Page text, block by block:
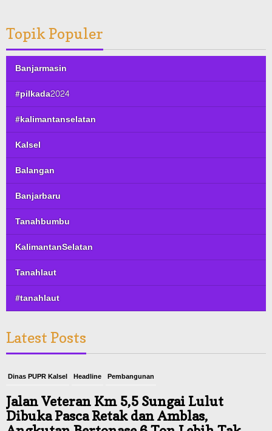
Topik Populer
Banjarmasin
#pilkada2024
#kalimantanselatan
Kalsel
Balangan
Banjarbaru
Tanahbumbu
KalimantanSelatan
Tanahlaut
#tanahlaut
Latest Posts
Dinas PUPR Kalsel Headline Pembangunan
Jalan Veteran Km 5,5 Sungai Lulut
Dibuka Pasca Retak dan Amblas,